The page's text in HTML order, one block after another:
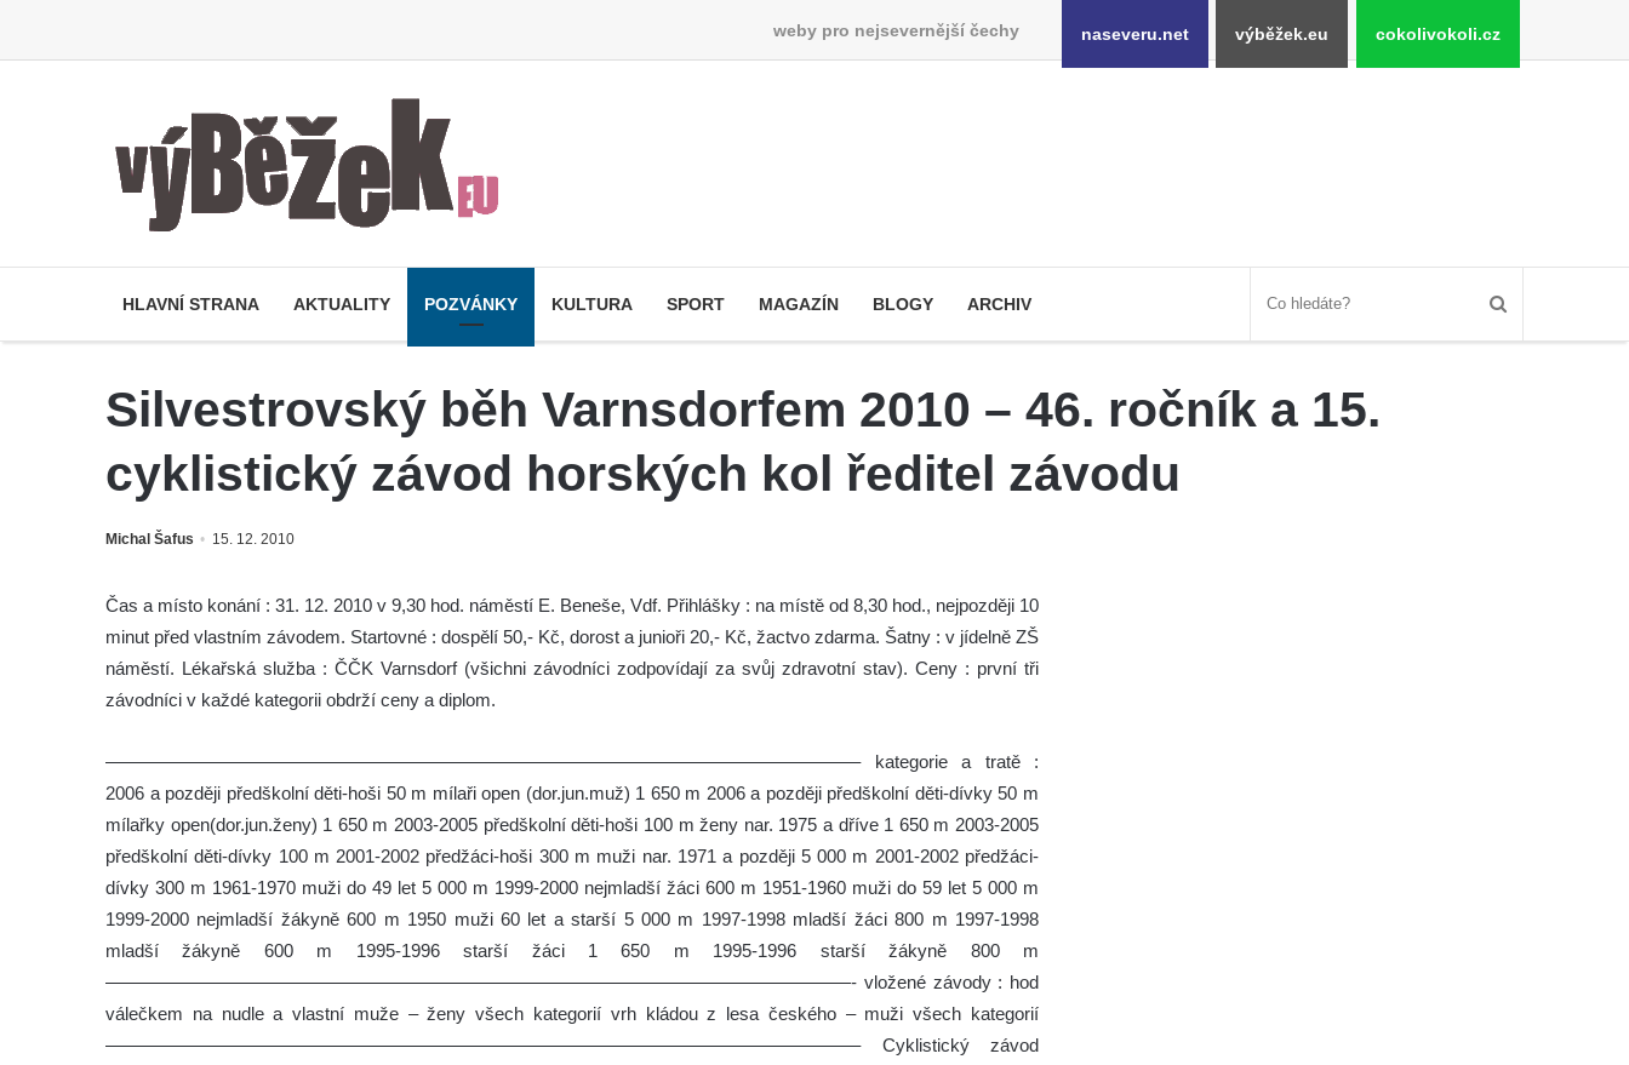
weby pro nejsevernější čechy naseveru.net výběžek.eu cokolivokoli.cz
HLAVNÍ STRANA AKTUALITY POZVÁNKY KULTURA SPORT MAGAZÍN BLOGY ARCHIV
Silvestrovský běh Varnsdorfem 2010 – 46. ročník a 15.
cyklistický závod horských kol ředitel závodu
Michal Šafus 15. 12. 2010
Čas a místo konání : 31. 12. 2010 v 9,30 hod. náměstí E. Beneše, Vdf. Přihlášky : na místě od 8,30 hod., nejpozději 10
minut před vlastním závodem. Startovné : dospělí 50,- Kč, dorost a junioři 20,- Kč, žactvo zdarma. Šatny : v jídelně ZŠ
náměstí. Lékařská služba : ČČK Varnsdorf (všichni závodníci zodpovídají za svůj zdravotní stav). Ceny : první tři
závodníci v každé kategorii obdrží ceny a diplom.
—————————————————————————————————————————– kategorie a tratě :
2006 a později předškolní děti-hoši 50 m mílaři open (dor.jun.muž) 1 650 m 2006 a později předškolní děti-dívky 50 m
mílařky open(dor.jun.ženy) 1 650 m 2003-2005 předškolní děti-hoši 100 m ženy nar. 1975 a dříve 1 650 m 2003-2005
předškolní děti-dívky 100 m 2001-2002 předžáci-hoši 300 m muži nar. 1971 a později 5 000 m 2001-2002 předžáci-
dívky 300 m 1961-1970 muži do 49 let 5 000 m 1999-2000 nejmladší žáci 600 m 1951-1960 muži do 59 let 5 000 m
1999-2000 nejmladší žákyně 600 m 1950 muži 60 let a starší 5 000 m 1997-1998 mladší žáci 800 m 1997-1998
mladší žákyně 600 m 1995-1996 starší žáci 1 650 m 1995-1996 starší žákyně 800 m
—————————————————————————————————————————- vložené závody : hod
válečkem na nudle a vlastní muže – ženy všech kategorií vrh kládou z lesa českého – muži všech kategorií
—————————————————————————————————————————– Cyklistický závod